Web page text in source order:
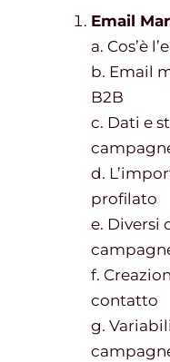
Email
a. Cos’è
b. Email
B2B
c. Dati e
d.
profilato
e. Diversi
f.
contatto
g.